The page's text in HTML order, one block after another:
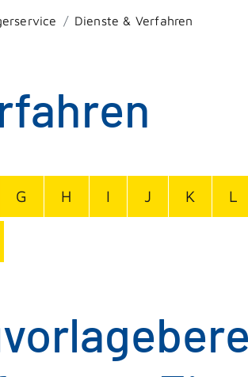
Dienste & Verfahren
G H I J K L